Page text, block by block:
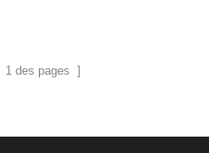
1 des pages ]